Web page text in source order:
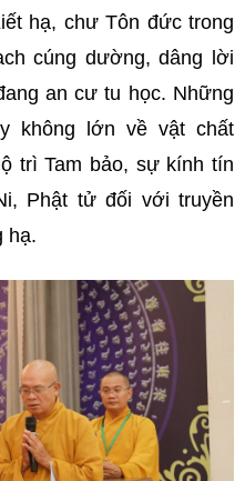
hạ, chư Tôn đức trong
cúng dường, dâng lời
an cư tu học. Những
không lớn về vật chất
trì Tam bảo, sự kính tín
Phật tử đối với truyền
hạ.